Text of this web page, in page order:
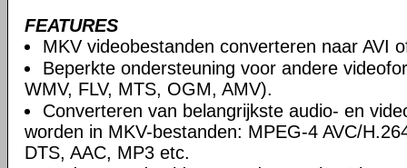
FEATURES
MKV videobestanden converteren naar AVI
Beperkte ondersteuning voor andere
WMV, FLV, MTS, OGM, AMV).
Converteren van belangrijkste audio- en
worden in MKV-bestanden: MPEG-4 AVC/
DTS, AAC, MP3 etc.